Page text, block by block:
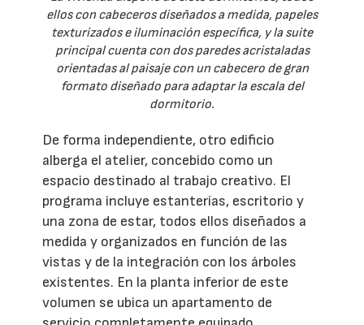
ellos con cabeceros diseñados a medida, papeles
texturizados e iluminación específica, y la suite
principal cuenta con dos paredes acristaladas
orientadas al paisaje con un cabecero de gran
formato diseñado para adaptar la escala del
dormitorio.
De forma independiente, otro edificio
alberga el atelier, concebido como un
espacio destinado al trabajo creativo. El
programa incluye estanterías, escritorio y
una zona de estar, todos ellos diseñados a
medida y organizados en función de las
vistas y de la integración con los árboles
existentes. En la planta inferior de este
volumen se ubica un apartamento de